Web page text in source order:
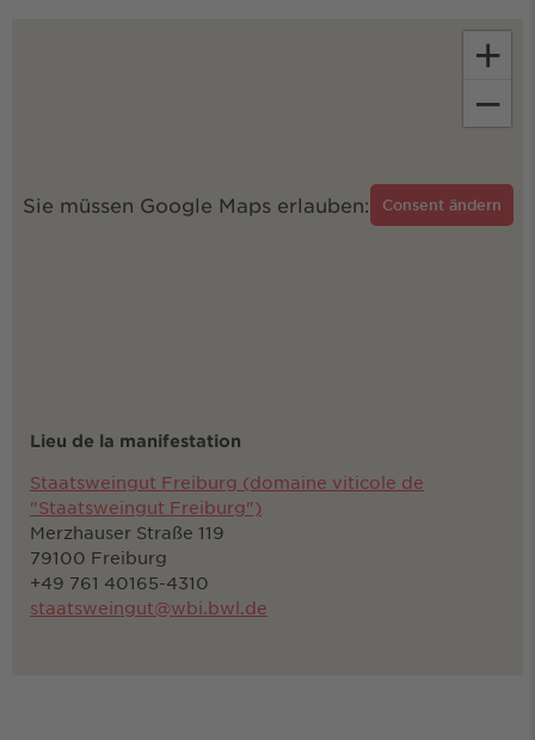
Sie müssen Google Maps erlauben: Consent ändern
+
−
Lieu de la manifestation
Staatsweingut Freiburg (domaine viticole de
"Staatsweingut Freiburg")
Merzhauser Straße 119
79100 Freiburg
+49 761 40165-4310
staatsweingut@wbi.bwl.de